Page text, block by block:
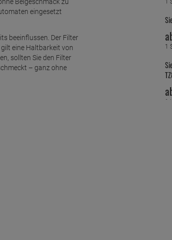
1
1
1
eingesetzt
beeinflussen. Der Filter
eine Haltbarkeit von
sollten Sie den Filter
– ganz ohne